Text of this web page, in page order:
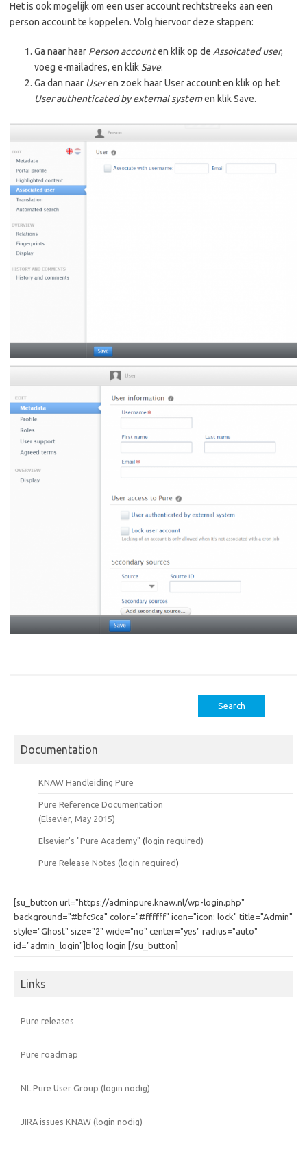
Het is ook mogelijk om een user account rechtstreeks aan een
person account te koppelen. Volg hiervoor deze stappen:
Ga naar haar Person accounten klik op de Assoicated user,
voeg e-mailadres, en klikSave.
Ga dan naar Useren zoek haar User account en klik op het
User authenticated by external systemen klik Save.
for:
Documentation
KNAW Handleiding Pure
Pure Reference Documentation
(Elsevier, May 2015)
Elsevier's "Pure Academy" (login required)
Pure Release Notes (login required)
[su_button url="https://adminpure.knaw.nl/wp-login.php"
background="#bfc9ca" color="#ffffff" icon="icon: lock" title="Admin"
style="Ghost" size="2" wide="no" center="yes" radius="auto"
id="admin_login"]blog login [/su_button]
Links
Pure releases
Pure roadmap
NL Pure User Group (login nodig)
JIRA issues KNAW (login nodig)